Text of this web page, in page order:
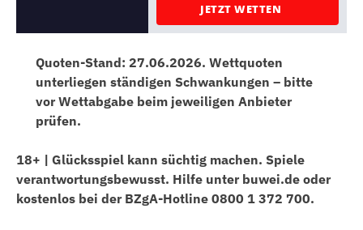
JETZT WETTEN
Quoten-Stand: 27.06.2026. Wettquoten
unterliegen ständigen Schwankungen – bitte
vor Wettabgabe beim jeweiligen Anbieter
prüfen.
18+ | Glücksspiel kann süchtig machen. Spiele
verantwortungsbewusst. Hilfe unter buwei.de oder
kostenlos bei der BZgA-Hotline 0800 1 372 700.